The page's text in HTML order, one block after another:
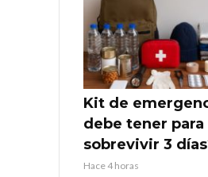
Kit de
debe tener para
sobrevivir 3
Hace 4 horas